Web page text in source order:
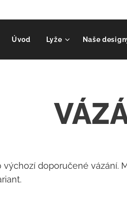
Úvod Lyže Naše
doporučené vázání.